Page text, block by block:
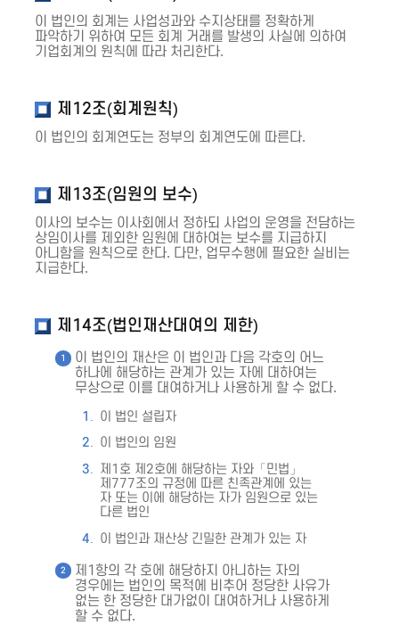
이 법인의 회계는 사업성과와 수지상태를 정확하게
파악하기 위하여 모든 회계 거래를 발생의 사실에 의하여
기업회계의 원칙에 따라 처리한다.
제12조(회계원칙)
이 법인의 회계연도는 정부의 회계연도에 따른다.
제13조(임원의 보수)
이사의 보수는 이사회에서 정하되 사업의 운영을 전담하는
상임이사를 제외한 임원에 대하여는 보수를 지급하지
아니함을 원칙으로 한다. 다만, 업무수행에 필요한 실비는
지급한다.
제14조(법인재산대여의 제한)
이 법인의 재산은 이 법인과 다음 각호의 어느
하나에 해당하는 관계가 있는 자에 대하여는
무상으로 이를 대여하거나 사용하게 할 수 없다.
이 법인 설립자
이 법인의 임원
제1호 제2호에 해당하는 자와「민법」
제777조의 규정에 따른 친족관계에 있는
자 또는 이에 해당하는 자가 임원으로 있는
다른 법인
이 법인과 재산상 긴밀한 관계가 있는 자
제1항의 각 호에 해당하지 아니하는 자의
경우에는 법인의 목적에 비추어 정당한 사유가
없는 한 정당한 대가없이 대여하거나 사용하게
할 수 없다.